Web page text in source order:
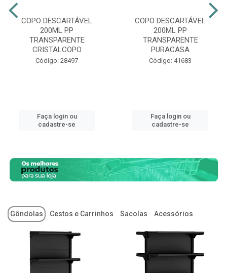
COPO DESCARTÁVEL
200ML PP
TRANSPARENTE
CRISTALCOPO
Código: 28497
Faça login ou
cadastre-se
COPO DESCARTÁVEL
200ML PP
TRANSPARENTE
PURACASA
Código: 41683
Faça login ou
cadastre-se
Gôndolas Cestos e Carrinhos Sacolas Acessórios